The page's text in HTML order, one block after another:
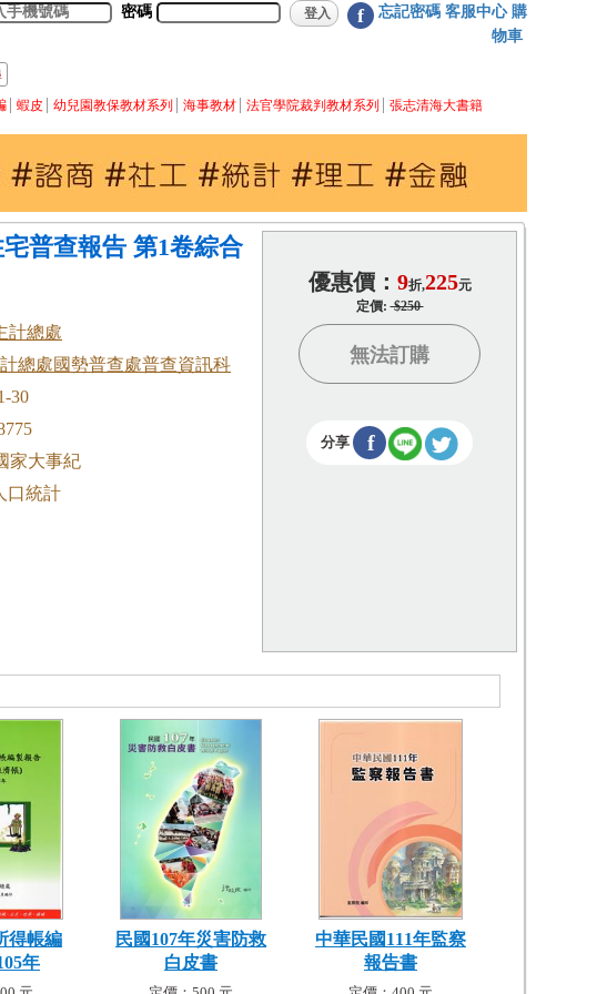
密碼 f 忘記密碼 客服中心 購
物車
蝦皮 幼兒園教保教材系列 海事教材 法官學院裁判教材系列 張志清海大書籍
普查報告 第1卷綜合
計總處
總處國勢普查處普查資訊科
30
家大事紀
口統計
優惠價： 9折,225元
定價:$250
無法訂購
分享 f
得帳編
年
民國107年災害防救
白皮書
中華民國111年監察
報告書